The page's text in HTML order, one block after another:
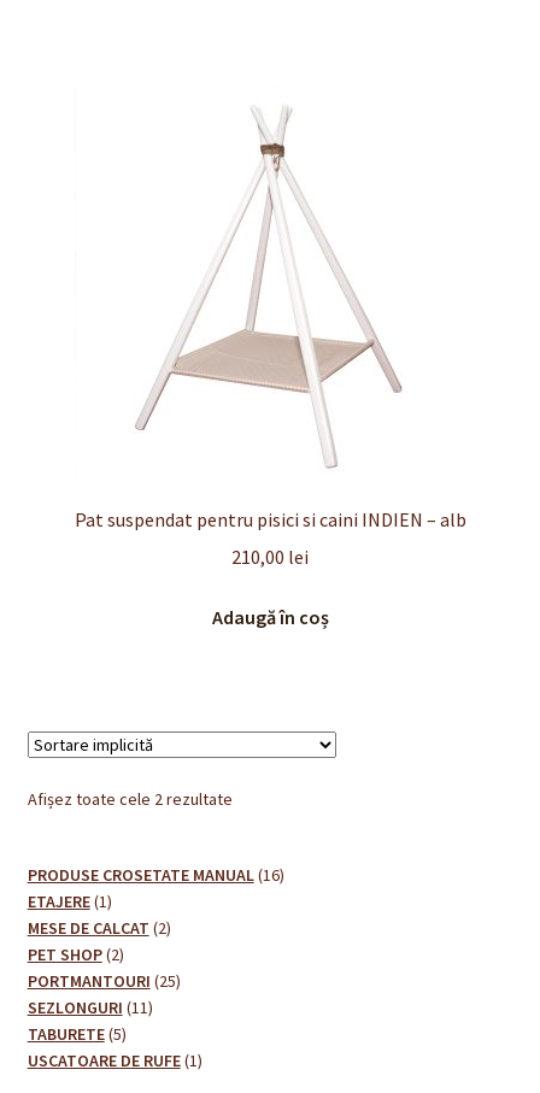
Pat suspendat pentru pisici si caini INDIEN – alb
210,00 lei
Adaugă în coș
Afișez toate cele 2 rezultate
PRODUSE CROSETATE MANUAL 1616
ETAJERE 11
produs
MESE DE CALCAT 22
PET SHOP 22
produse
PORTMANTOURI 2525
SEZLONGURI 1111
TABURETE 55
produse
USCATOARE DE RUFE 11